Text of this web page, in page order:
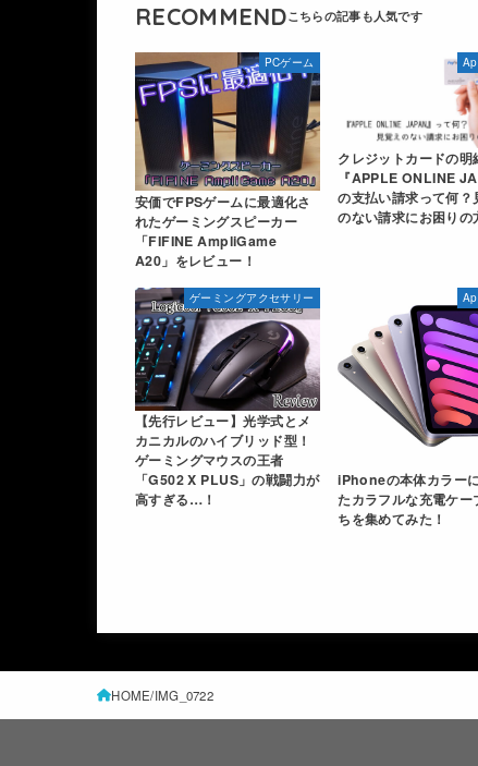
RECOMMEND
PCゲーム
安価でFPSゲームに最適化さ
れたゲーミングスピーカー
「FIFINE AmpliGame
A20」をレビュー！
クレジットカードの明
『APPLE ONLINE
の支払い請求って何？
のない請求にお困りの
ゲーミングアクセサリー
【先行レビュー】光学式とメ
カニカルのハイブリッド型！
ゲーミングマウスの王者
「G502 X PLUS」の戦闘力が
高すぎる…！
iPhoneの本体カラー
たカラフルな充電ケー
ちを集めてみた！
HOME IMG_0722